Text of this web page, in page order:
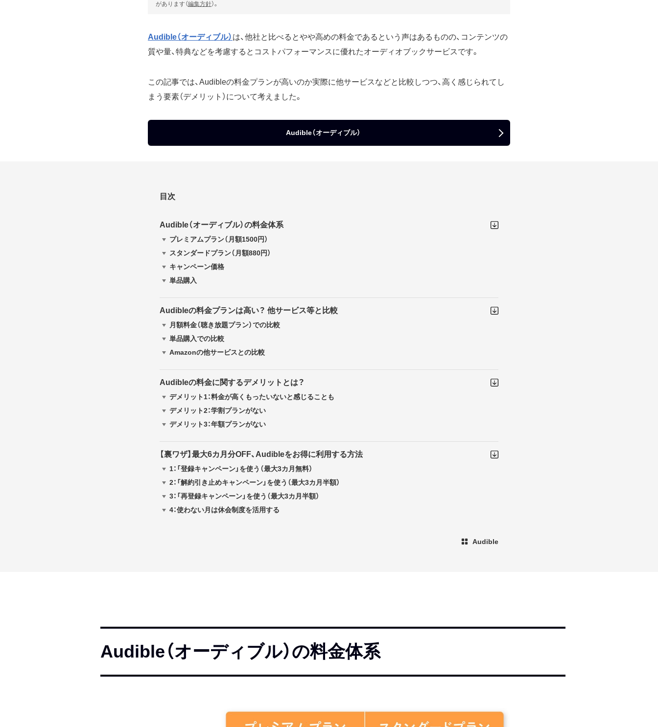
があります（編集方針）。
Audible（オーディブル） は、他社と比べるとやや高めの料金であるという声はあるものの、コンテンツの
質や量、特典などを考慮するとコストパフォーマンスに優れたオーディオブックサービスです。
この記事では、Audibleの料金プランが高いのか実際に他サービスなどと比較しつつ、高く感じられてし
まう要素（デメリット）について考えました。
Audible（オーディブル）
目次
Audible（オーディブル）の料金体系
プレミアムプラン（月額1500円）
スタンダードプラン（月額880円）
キャンペーン価格
単品購入
Audibleの料金プランは高い？ 他サービス等と比較
月額料金（聴き放題プラン）での比較
単品購入での比較
Amazonの他サービスとの比較
Audibleの料金に関するデメリットとは？
デメリット1：料金が高くもったいないと感じることも
デメリット2：学割プランがない
デメリット3：年額プランがない
【裏ワザ】最大6カ月分OFF、Audibleをお得に利用する方法
1：「登録キャンペーン」を使う（最大3カ月無料）
2：「解約引き止めキャンペーン」を使う（最大3カ月半額）
3：「再登録キャンペーン」を使う（最大3カ月半額）
4：使わない月は休会制度を活用する
Audible
Audible（オーディブル）の料金体系